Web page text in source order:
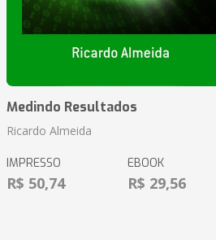
Medindo Resultados
Ricardo Almeida
IMPRESSO
R$ 50,74
EBOOK
R$ 29,56